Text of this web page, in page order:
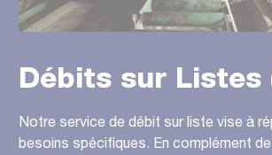
Débits sur Listes
Notre service de débit sur liste vise à
besoins spécifiques. En complément